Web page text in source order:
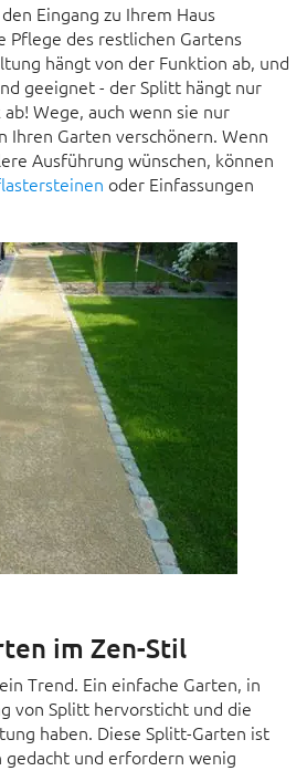
Eingang zu Ihrem Haus
Pflege des restlichen Gartens
hängt von der Funktion ab, und
geeignet - der Splitt hängt nur
Wege, auch wenn sie nur
Ihren Garten verschönern. Wenn
Ausführung wünschen, können
oder Einfassungen
im Zen-Stil
Trend. Ein einfache Garten, in
von Splitt hervorsticht und die
haben. Diese Splitt-Garten ist
und erfordern wenig